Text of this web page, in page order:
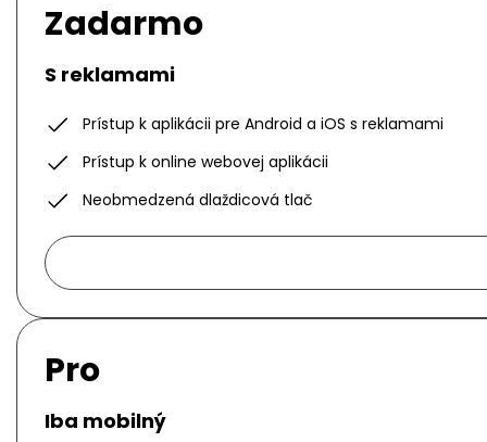
Zadarmo
S reklamami
Prístup k aplikácii pre Android a iOS s reklamami
Prístup k online webovej aplikácii
Neobmedzená dlaždicová tlač
Pro
Iba mobilný